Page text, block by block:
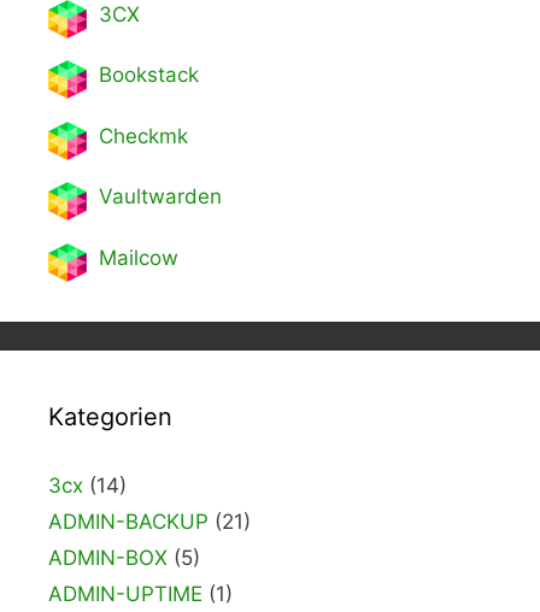
3CX
Bookstack
Checkmk
Vaultwarden
Mailcow
Kategorien
3cx (14)
ADMIN-BACKUP (21)
ADMIN-BOX (5)
ADMIN-UPTIME (1)